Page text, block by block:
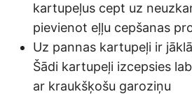
kartupeļus cept uz
pievienot eļļu cepšanas
Uz pannas kartupeļi ir
Šādi kartupeļi izcepsies
ar kraukšķošu garoziņu